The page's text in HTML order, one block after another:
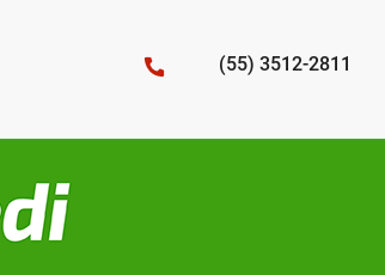
(55) 3512-2811